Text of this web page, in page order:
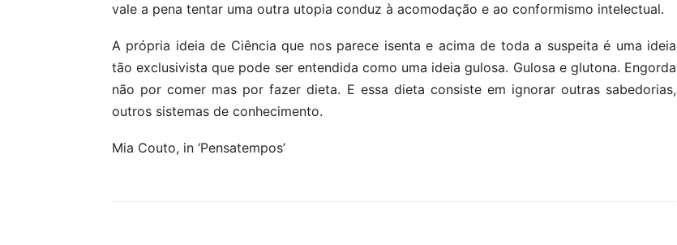
vale a pena tentar uma outra utopia conduz à acomodação e ao conformismo intelectual.
A própria ideia de Ciência que nos parece isenta e acima de toda a suspeita é uma ideia
tão exclusivista que pode ser entendida como uma ideia gulosa. Gulosa e glutona. Engorda
não por comer mas por fazer dieta. E essa dieta consiste em ignorar outras sabedorias,
outros sistemas de conhecimento.
Mia Couto, in ‘Pensatempos’